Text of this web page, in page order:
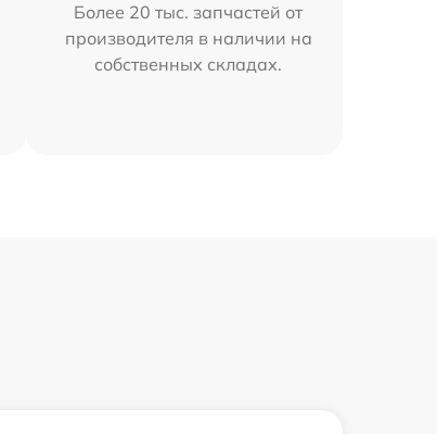
Более 20 тыс. запчастей от
производителя в наличии на
собственных складах.